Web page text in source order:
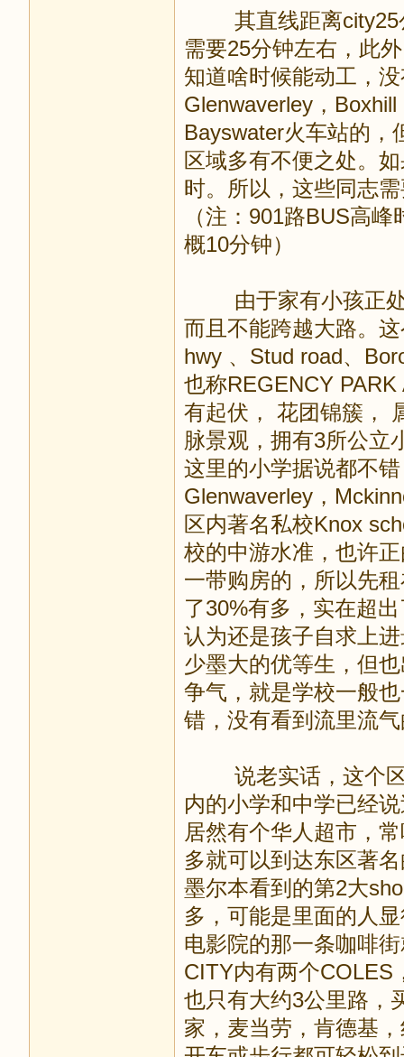
其直线距离city25公
需要25分钟左右，此
知道啥时候能动工，
Glenwaverley，
Bayswater火车站的，
区域多有不便之处。
时。所以，这些同志
（注：901路BUS高
概10分钟）
由于家有小孩正处
而且不能跨越大路。
hwy 、Stud road、
也称REGENCY
有起伏， 花团锦簇，
脉景观，拥有3所公立
这里的小学据说都不
Glenwaverley，
区内著名私校Knox
校的中游水准，也许
一带购房的，所以先
了30%有多，实在超
认为还是孩子自求上
少墨大的优等生，但
争气，就是学校一般
错，没有看到流里流
说老实话，这个区
内的小学和中学已经
居然有个华人超市，
多就可以到达东区著
墨尔本看到的第2大
多，可能是里面的人
电影院的那一条咖啡
CITY内有两个COLES
也只有大约3公里路，
家，麦当劳，肯德基